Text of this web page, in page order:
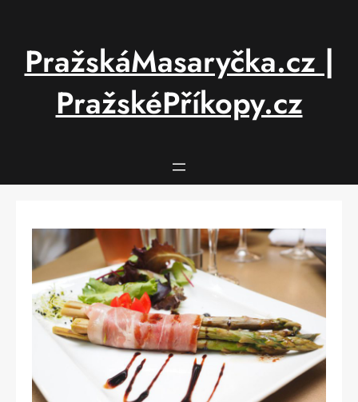
PražskáMasaryčka.cz |
PražskéPříkopy.cz